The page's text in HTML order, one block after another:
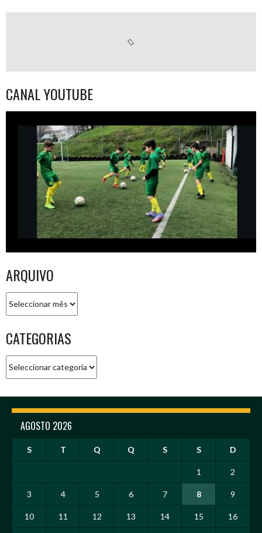
CANAL YOUTUBE
ARQUIVO
CATEGORIAS
AGOSTO 2026
S T Q Q S S D
1 2
3 4 5 6 7 8 9
10 11 12 13 14 15 16